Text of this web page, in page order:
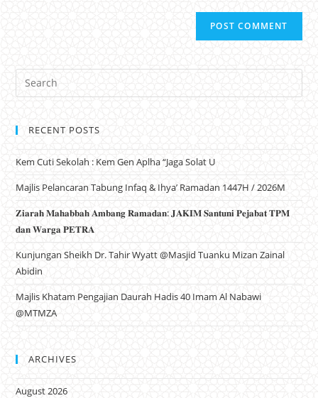
RECENT POSTS
Kem Cuti Sekolah : Kem Gen Aplha “Jaga Solat U
Majlis Pelancaran Tabung Infaq & Ihya’ Ramadan 1447H / 2026M
𝐙𝐢𝐚𝐫𝐚𝐡 𝐌𝐚𝐡𝐚𝐛𝐛𝐚𝐡 𝐀𝐦𝐛𝐚𝐧𝐠 𝐑𝐚𝐦𝐚𝐝𝐚𝐧: 𝐉𝐀𝐊𝐈𝐌 𝐒𝐚𝐧𝐭𝐮𝐧𝐢 𝐏𝐞𝐣𝐚𝐛𝐚𝐭 𝐓𝐏𝐌
𝐝𝐚𝐧 𝐖𝐚𝐫𝐠𝐚 𝐏𝐄𝐓𝐑𝐀
Kunjungan Sheikh Dr. Tahir Wyatt @Masjid Tuanku Mizan Zainal
Abidin
Majlis Khatam Pengajian Daurah Hadis 40 Imam Al Nabawi
@MTMZA
ARCHIVES
August 2026